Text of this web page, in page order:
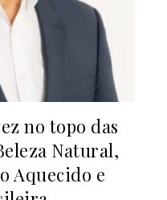
no topo das
Natural,
Aquecido e